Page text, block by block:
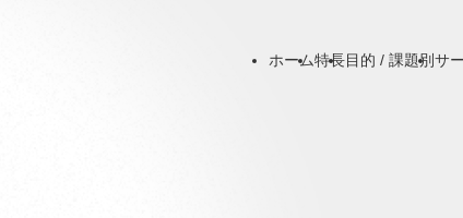
ホーム特長目的 / 課題別サ